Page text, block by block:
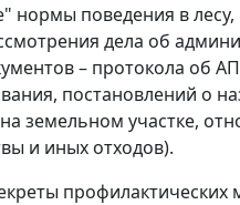
поведения в
дела об
– протокола об
постановлений о
земельном участке,
и иных отходов).